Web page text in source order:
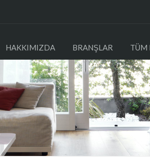
HAKKIMIZDA BRANŞLAR TÜM